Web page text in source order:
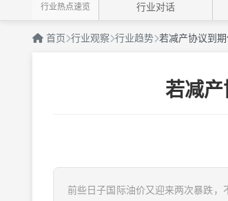
行业热点速览 行业对话
首页 行业观察 行业趋势 若减产协议到
若减产
前些日子国际油价又迎来两次暴跌